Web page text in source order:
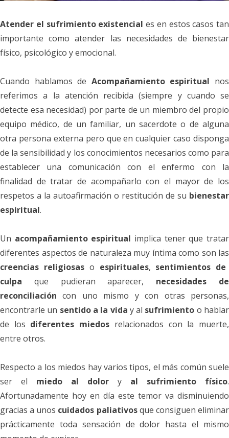
Atender el sufrimiento existencial es en estos casos tan
importante como atender las necesidades de bienestar
físico, psicológico y emocional.
Cuando hablamos de Acompañamiento espiritual nos
referimos a la atención recibida (siempre y cuando se
detecte esa necesidad) por parte de un miembro del propio
equipo médico, de un familiar, un sacerdote o de alguna
otra persona externa pero que en cualquier caso disponga
de la sensibilidad y los conocimientos necesarios como para
establecer una comunicación con el enfermo con la
finalidad de tratar de acompañarlo con el mayor de los
respetos a la autoafirmación o restitución de su bienestar
espiritual.
Un acompañamiento espiritual implica tener que tratar
diferentes aspectos de naturaleza muy íntima como son las
creencias religiosas o espirituales, sentimientos de
culpa que pudieran aparecer, necesidades de
reconciliación con uno mismo y con otras personas,
encontrarle un sentido a la vida y al sufrimiento o hablar
de los diferentes miedos relacionados con la muerte,
entre otros.
Respecto a los miedos hay varios tipos, el más común suele
ser el miedo al dolor y al sufrimiento físico.
Afortunadamente hoy en día este temor va disminuiendo
gracias a unos cuidados paliativosque consiguen eliminar
prácticamente toda sensación de dolor hasta el mismo